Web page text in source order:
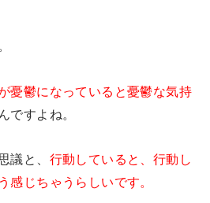
憂鬱になっていると憂鬱な気持
んですよね。
議と、 行動していると、行動し
感じちゃうらしいです。